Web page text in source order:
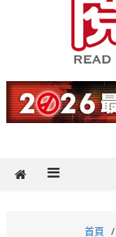
閱政治
題，也要專業評論，閱
讓讀
首頁